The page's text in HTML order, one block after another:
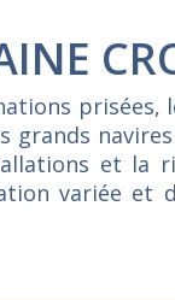
prisées,
grands
et la
variée et